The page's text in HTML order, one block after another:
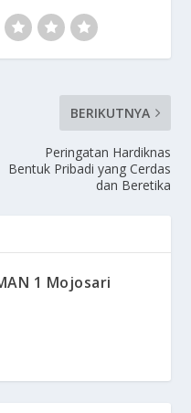
BERIKUTNYA
Peringatan Hardiknas
Bentuk Pribadi yang Cerdas
dan Beretika
1 Mojosari